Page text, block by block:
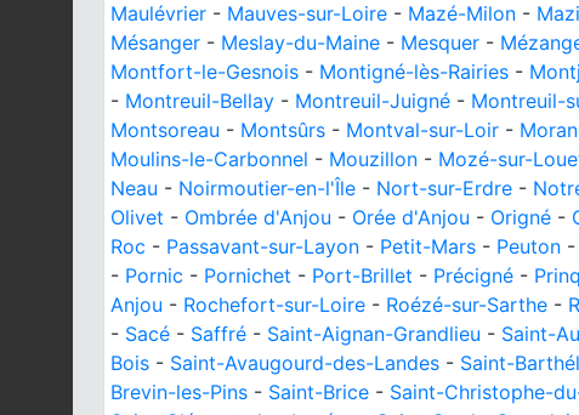
Maulévrier - Mauves-sur-Loire - Mazé-Milon -
Mésanger - Meslay-du-Maine - Mesquer -
Montfort-le-Gesnois - Montigné-lès-Rairies -
- Montreuil-Bellay - Montreuil-Juigné - Montreuil-
Montsoreau - Montsûrs - Montval-sur-Loir -
Moulins-le-Carbonnel - Mouzillon - Mozé-sur-
Neau - Noirmoutier-en-l'Île - Nort-sur-Erdre -
Olivet - Ombrée d'Anjou - Orée d'Anjou - Origné -
Roc - Passavant-sur-Layon - Petit-Mars - Peuton -
- Pornic - Pornichet - Port-Brillet - Précigné -
Anjou - Rochefort-sur-Loire - Roézé-sur-Sarthe -
- Sacé - Saffré - Saint-Aignan-Grandlieu - Saint-
Bois - Saint-Avaugourd-des-Landes - Saint-
Brevin-les-Pins - Saint-Brice - Saint-Christophe-